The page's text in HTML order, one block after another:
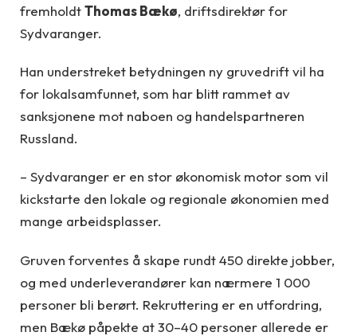
fremholdtThomas Bækø, driftsdirektør for
Sydvaranger.
Han understreket betydningen ny gruvedrift vil ha
for lokalsamfunnet, som har blitt rammet av
sanksjonene mot naboen og handelspartneren
Russland.
– Sydvaranger er en stor økonomisk motor som vil
kickstarte den lokale og regionale økonomien med
mange arbeidsplasser.
Gruven forventes å skape rundt 450 direkte jobber,
og med underleverandører kan nærmere 1 000
personer bli berørt. Rekruttering er en utfordring,
men Bækø påpekte at 30–40 personer allerede er